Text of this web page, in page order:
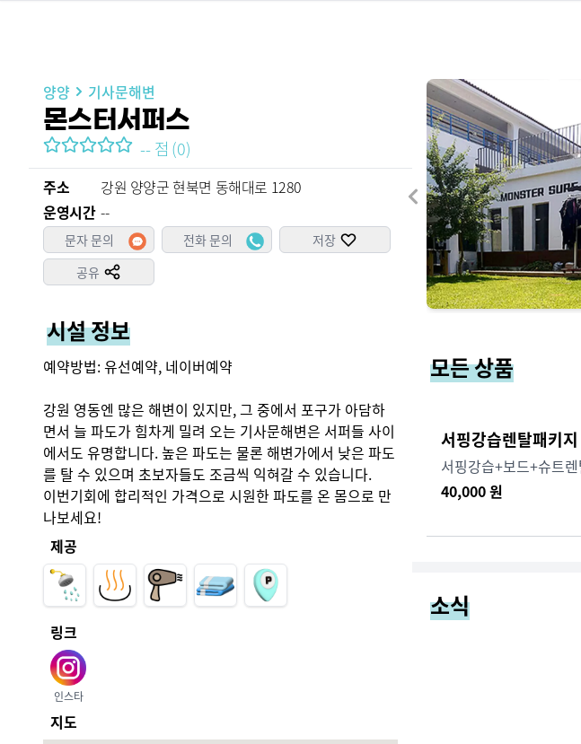
양양 기사문해변
몬스터서퍼스
--점 (0)
주소
강원 양양군 현북면 동해대로 1280
운영시간 --
문자 문의 전화 문의
저장
공유
시설 정보
예약방법: 유선예약, 네이버예약
강원 영동엔 많은 해변이 있지만, 그 중에서 포구가 아담하
면서 늘 파도가 힘차게 밀려 오는 기사문해변은 서퍼들 사이
에서도 유명합니다. 높은 파도는 물론 해변가에서 낮은 파도
를 탈 수 있으며 초보자들도 조금씩 익혀갈 수 있습니다.
이번기회에 합리적인 가격으로 시원한 파도를 온 몸으로 만
나보세요!
제공
링크
인스타
지도
모든 상품
서핑강습렌탈패키지
서핑강습+보드+슈트
40,000원
소식